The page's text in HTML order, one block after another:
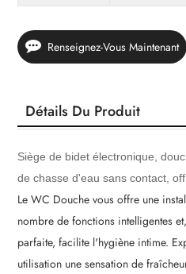
Renseignez-Vous Maintenant
Détails Du Produit
Siège de bidet électronique,
de chasse d'eau sans contact,
Le WC Douche vous offre une
nombre de fonctions intelligentes
parfaite, facilite l'hygiène intime.
utilisation une sensation de